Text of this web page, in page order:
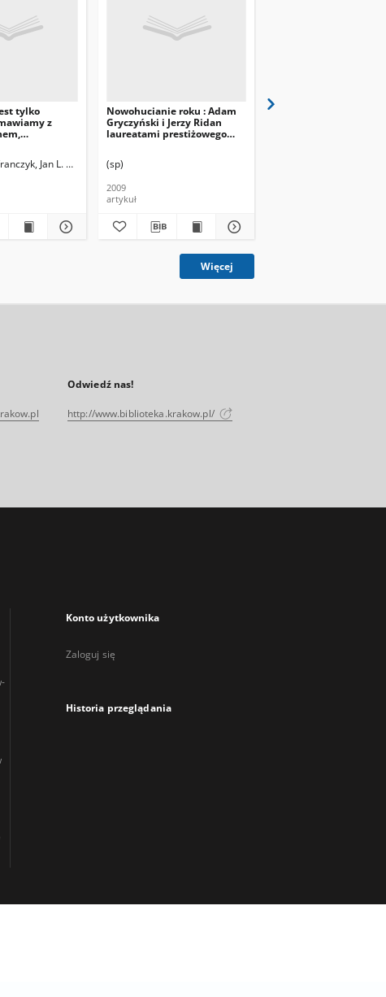
tylko
z
Jan L. Rozm.
Nowohucianie roku : Adam
Gryczyński i Jerzy Ridan
laureatami prestiżowego
(sp)
2009
artykuł
Więcej
Odwiedź nas!
http://www.biblioteka.krakow.pl/
Konto użytkownika
Zaloguj się
Historia przeglądania